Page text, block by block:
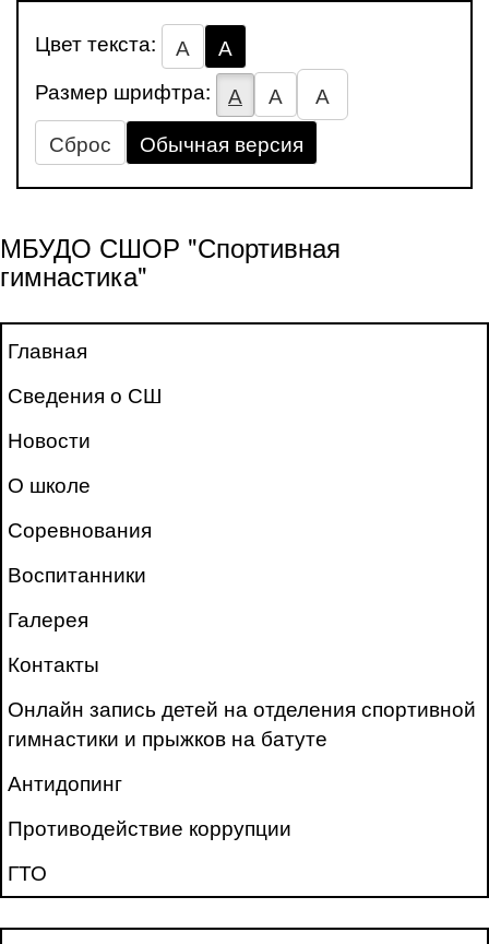
Цвет текста: А
А
Размер шрифтра:
А А
А
Сброс
Обычная версия
МБУДО СШОР "Спортивная
гимнастика"
Главная
Сведения о СШ
Новости
О школе
Соревнования
Воспитанники
Галерея
Контакты
Онлайн запись детей на отделения спортивной
гимнастики и прыжков на батуте
Антидопинг
Противодействие коррупции
ГТО